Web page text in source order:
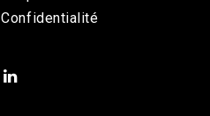
Confidentialité